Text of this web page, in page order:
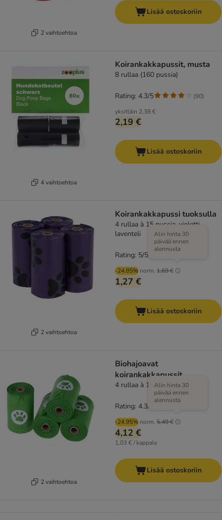
2 vaihtoehtoa
Lisää ostoskoriin
4 vaihtoehtoa
Koirankakkapussit, musta
8 rullaa (160 pussia)
yksittäin 2,38 €
2,19 €
Rating: 4.3/5 (90)
Lisää ostoskoriin
2 vaihtoehtoa
Koirankakkapussi tuoksulla
4 rullaa à 15 pussia, violetti,
laventeli
-24.85% norm. 1,69 €
Alin hinta 30
päivää ennen
alennusta
1,27 €
Rating: 5/5
Lisää ostoskoriin
2 vaihtoehtoa
Biohajoavat
koirankakkapussit
4 rullaa à 15 pussia
-24.95% norm. 5,49 €
Alin hinta 30
päivää ennen
alennusta
4,12 €
1,03 € / kappale
Rating: 4.3/5
Lisää ostoskoriin